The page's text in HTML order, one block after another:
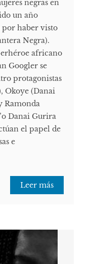
negras en
un año
por haber visto
Negra).
africano
Googler se
protagonistas
Okoye (Danai
Ramonda
Danai Gurira
el papel de
e
Leer más